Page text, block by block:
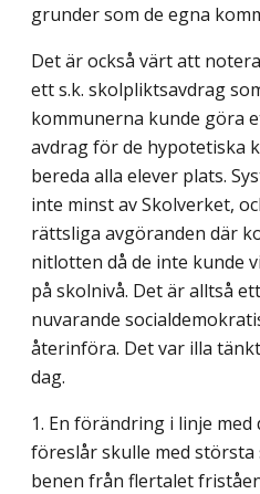
grunder som de egna
Det är också värt att
ett s.k. skolpliktsavdrag
kommunerna kunde göra
avdrag för de hypotetiska
bereda alla elever plats.
inte minst av Skolverket,
rättsliga avgöranden där
nitlotten då de inte kunde
på skolnivå. Det är alltså
nuvarande
återinföra. Det var illa
dag.
1. En förändring i linje
föreslår skulle med
benen från flertalet